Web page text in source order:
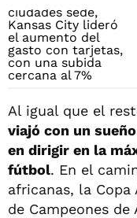
Al igual que el
viajó con un
en dirigir en la
fútbol. En el
africanas, la
de Campeones